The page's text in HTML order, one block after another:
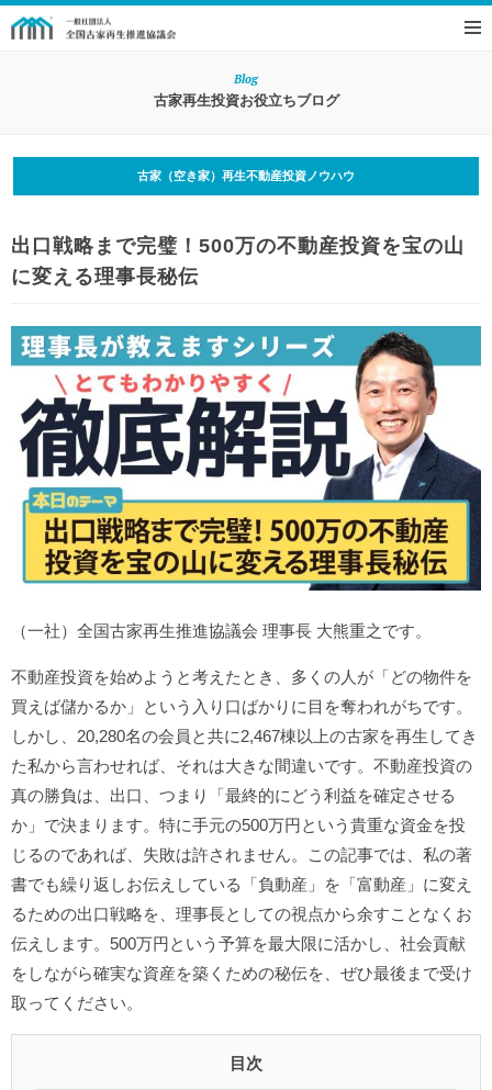
Blog
古家再生投資お役立ちブログ
古家（空き家）再生不動産投資ノウハウ
出口戦略まで完璧！500万の不動産投資を宝の山
に変える理事長秘伝
（一社）全国古家再生推進協議会 理事長 大熊重之です。
不動産投資を始めようと考えたとき、多くの人が「どの物件を
買えば儲かるか」という入り口ばかりに目を奪われがちです。
しかし、20,280名の会員と共に2,467棟以上の古家を再生してき
た私から言わせれば、それは大きな間違いです。不動産投資の
真の勝負は、出口、つまり「最終的にどう利益を確定させる
か」で決まります。特に手元の500万円という貴重な資金を投
じるのであれば、失敗は許されません。この記事では、私の著
書でも繰り返しお伝えしている「負動産」を「富動産」に変え
るための出口戦略を、理事長としての視点から余すことなくお
伝えします。500万円という予算を最大限に活かし、社会貢献
をしながら確実な資産を築くための秘伝を、ぜひ最後まで受け
取ってください。
目次